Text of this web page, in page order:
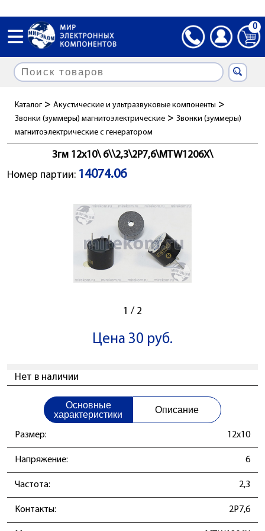
0
Каталог > Акустические и ультразвуковые компоненты >
Звонки (зуммеры) магнитоэлектрические > Звонки (зуммеры)
магнитоэлектрические c генератором
Згм 12x10\ 6\\2,3\2P7,6\MTW1206X\
Номер партии: 14074.06
1 / 2
Цена 30 руб.
Нет в наличии
Основные
характеристики
Описание
Размер: 12x10
Напряжение: 6
Частота: 2,3
Контакты: 2P7,6